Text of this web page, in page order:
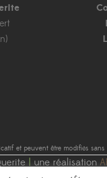
et peuvent être modifiés sans
| une réalisation